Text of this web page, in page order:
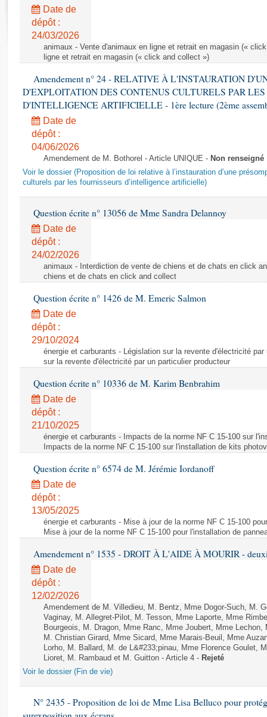
Rapports législatifs
Rapports sur l'application des lois
Baromètre de l’application des lois
Dossiers législatifs
Budget et sécurité sociale
Questions écrites et orales
Comptes rendus des débats
Date de
dépôt :
24/03/2026
animaux - Vente d'animaux en ligne et retrait en magasin («
ligne et retrait en magasin (« click and collect »)
Amendement n° 24 - RELATIVE À L'INSTAURATION
D'EXPLOITATION DES CONTENUS CULTURELS PAR LES
D'INTELLIGENCE ARTIFICIELLE - 1ère lecture (2ème
Date de
dépôt :
04/06/2026
Amendement de M. Bothorel - Article UNIQUE - Non renseigné
Voir le dossier (Proposition de loi relative à l’instauration d’une
culturels par les fournisseurs d’intelligence artificielle)
Question écrite n° 13056 de Mme Sandra Delannoy
Date de
dépôt :
24/02/2026
animaux - Interdiction de vente de chiens et de chats en click
chiens et de chats en click and collect
Question écrite n° 1426 de M. Emeric Salmon
Date de
dépôt :
29/10/2024
énergie et carburants - Législation sur la revente d'électricité
sur la revente d'électricité par un particulier producteur
Question écrite n° 10336 de M. Karim Benbrahim
Date de
dépôt :
21/10/2025
énergie et carburants - Impacts de la norme NF C 15-100 sur
Impacts de la norme NF C 15-100 sur l'installation de kits
Question écrite n° 6574 de M. Jérémie Iordanoff
Date de
dépôt :
13/05/2025
énergie et carburants - Mise à jour de la norme NF C 15-100
Mise à jour de la norme NF C 15-100 pour l'installation de
Amendement n° 1535 - DROIT À L'AIDE À MOURIR -
Date de
dépôt :
12/02/2026
Amendement de M. Villedieu, M. Bentz, Mme Dogor-Such, M.
Vaginay, M. Allegret-Pilot, M. Tesson, Mme Laporte, Mme
Bourgeois, M. Dragon, Mme Ranc, Mme Joubert, Mme
M. Christian Girard, Mme Sicard, Mme Marais-Beuil, Mme
Lorho, M. Ballard, M. de L&#233;pinau, Mme Florence Goulet,
Lioret, M. Rambaud et M. Guitton - Article 4 - Rejeté
Voir le dossier (Fin de vie)
N° 2435 - Proposition de loi de Mme Lisa Belluco pour